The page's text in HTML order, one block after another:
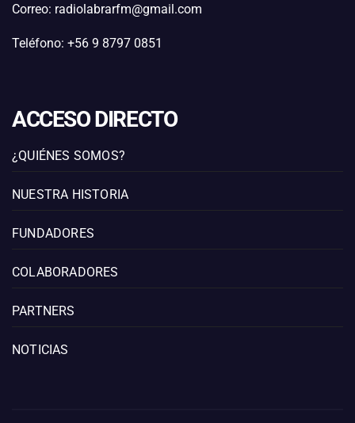
Correo: radiolabrarfm@gmail.com
Teléfono: +56 9 8797 0851
ACCESO DIRECTO
¿QUIÉNES SOMOS?
NUESTRA HISTORIA
FUNDADORES
COLABORADORES
PARTNERS
NOTICIAS